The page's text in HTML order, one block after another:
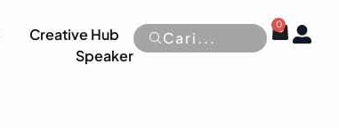
Creative Hub
Speaker
Cari...
0
Cart